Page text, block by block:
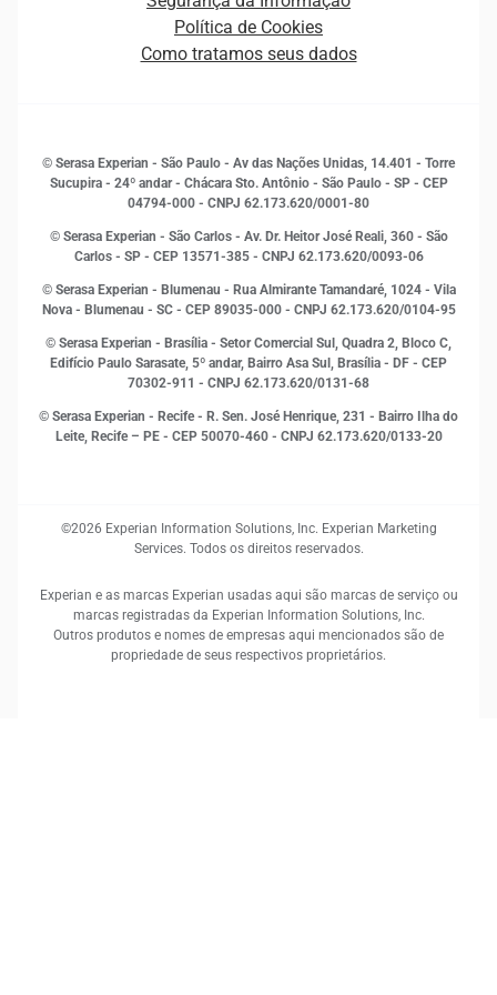
Empreendedorismo
Estudos e Pesquisas
Inovação e Tecnologia
Leis e impostos
Marketing
Open Finance
Proteção de Dados
Sustentabilidade Corporativa
Sala de Imprensa
Política de Cookies
Como tratamos seus dados
© Serasa Experian - São Paulo - Av das Nações Unidas, 14.401 - Torre
Sucupira - 24º andar - Chácara Sto. Antônio - São Paulo - SP - CEP
04794-000 - CNPJ 62.173.620/0001-80
© Serasa Experian - São Carlos - Av. Dr. Heitor José Reali, 360 - São
Carlos - SP - CEP 13571-385 - CNPJ 62.173.620/0093-06
© Serasa Experian - Blumenau - Rua Almirante Tamandaré, 1024 - Vila
Nova - Blumenau - SC - CEP 89035-000 - CNPJ 62.173.620/0104-95
© Serasa Experian - Brasília - Setor Comercial Sul, Quadra 2, Bloco C,
Edifício Paulo Sarasate, 5º andar, Bairro Asa Sul, Brasília - DF - CEP
70302-911 - CNPJ 62.173.620/0131-68
© Serasa Experian - Recife - R. Sen. José Henrique, 231 - Bairro Ilha do
Leite, Recife – PE - CEP 50070-460 - CNPJ 62.173.620/0133-20
©2026 Experian Information Solutions, Inc. Experian Marketing
Services. Todos os direitos reservados.
Experian e as marcas Experian usadas aqui são marcas de serviço ou
marcas registradas da Experian Information Solutions, Inc.
Outros produtos e nomes de empresas aqui mencionados são de
propriedade de seus respectivos proprietários.